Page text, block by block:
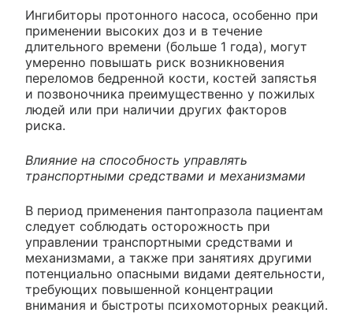
Ингибиторы протонного насоса, особенно при
применении высоких доз и в течение
длительного времени (больше 1 года), могут
умеренно повышать риск возникновения
переломов бедренной кости, костей запястья
и позвоночника преимущественно у пожилых
людей или при наличии других факторов
риска.
Влияние на способность управлять
транспортными средствами и механизмами
В период применения пантопразола пациентам
следует соблюдать осторожность при
управлении транспортными средствами и
механизмами, а также при занятиях другими
потенциально опасными видами деятельности,
требующих повышенной концентрации
внимания и быстроты психомоторных реакций.